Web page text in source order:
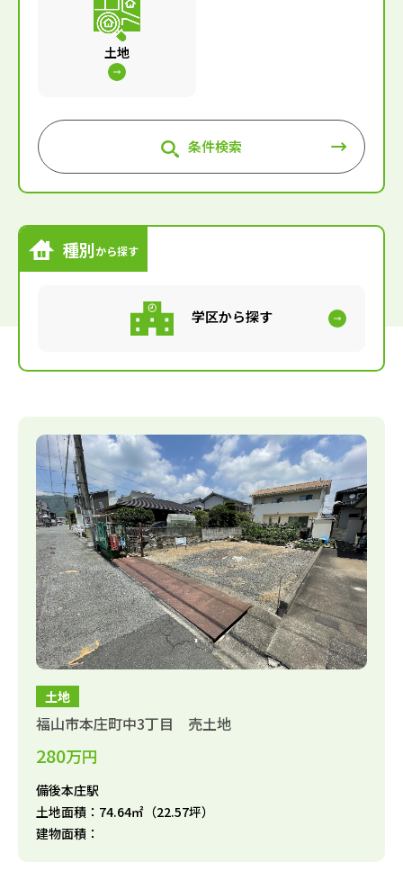
土地
条件検索
種別から探す
学区から探す
土地
福山市本庄町中3丁目 売土地
280万円
備後本庄駅
土地面積：74.64㎡（22.57坪）
建物面積：